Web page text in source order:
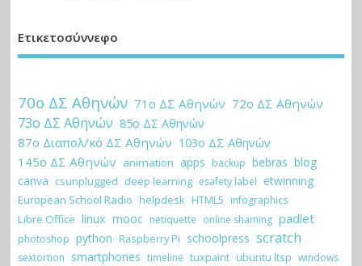
Ετικετοσύννεφο
70ο ΔΣ Αθηνών 71ο ΔΣ Αθηνών 72ο ΔΣ Αθηνών
73ο ΔΣ Αθηνών 85ο ΔΣ Αθηνών
87ο Διαπολ/κό ΔΣ Αθηνών 103ο ΔΣ Αθηνών
145ο ΔΣ Αθηνών animation apps backup bebras blog
canva csunplugged deep learning esafety label etwinning
European School Radio helpdesk HTML5 infographics
Libre Office linux mooc netiquette online shaming padlet
photoshop python Raspberry Pi schoolpress scratch
sextortion smartphones timeline tuxpaint ubuntu ltsp windows